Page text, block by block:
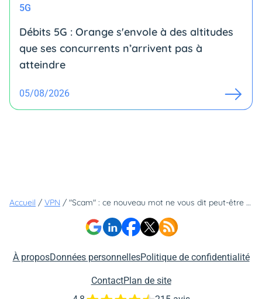
5G
Débits 5G : Orange s'envole à des altitudes
que ses concurrents n’arrivent pas à
atteindre
05/08/2026
Accueil / VPN / "Scam" : ce nouveau mot ne vous dit peut-être rien, il a pourtant toutes les raisons de vous inquiéter
À proposDonnées personnellesPolitique de confidentialité
ContactPlan de site